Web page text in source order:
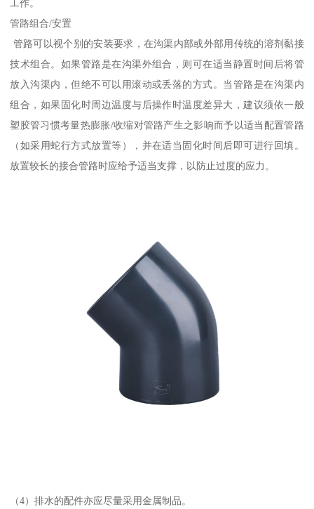
工作。
管路组合/安置
管路可以视个别的安装要求，在沟渠内部或外部用传统的溶剂黏接
技术组合。如果管路是在沟渠外组合，则可在适当静置时间后将管
放入沟渠内，但绝不可以用滚动或丢落的方式。当管路是在沟渠内
组合，如果固化时周边温度与后操作时温度差异大，建议须依一般
塑胶管习惯考量热膨胀/收缩对管路产生之影响而予以适当配置管路
（如采用蛇行方式放置等），并在适当固化时间后即可进行回填。
放置较长的接合管路时应给予适当支撑，以防止过度的应力。
（4）排水的配件亦应尽量采用金属制品。